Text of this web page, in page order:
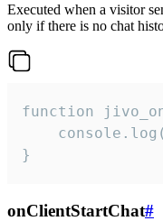
Executed when a visitor
only if there is no chat
function
}
onClientStartChat#